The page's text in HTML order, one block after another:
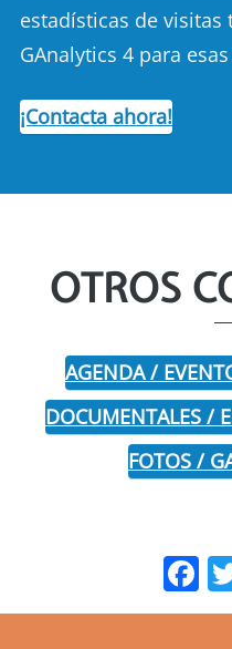
estadísticas de
GAnalytics 4 para
¡Contacta ahora!
OTROS
AGENDA /
DOCUMENTALES /
FOTOS /